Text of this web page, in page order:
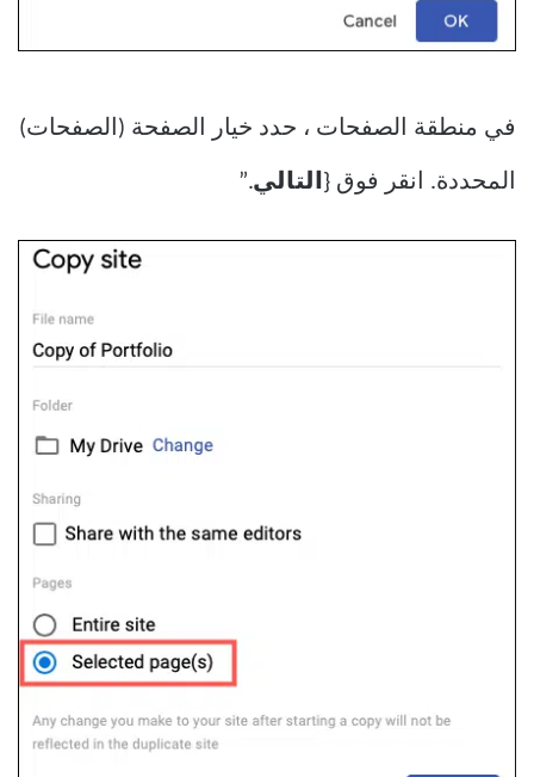
في منطقة الصفحات ، حدد خيار الصفحة (الصفحات)
المحددة. انقر فوق { التالي.”